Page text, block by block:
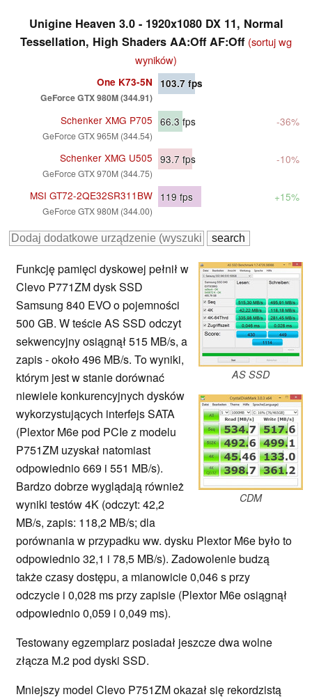
Unigine Heaven 3.0 - 1920x1080 DX 11, Normal
Tessellation, High Shaders AA:Off AF:Off (sortuj wg
wyników)
One K73-5N
GeForce GTX 980M (344.91)
103.7fps
Schenker XMG P705
GeForce GTX 965M (344.54)
66.3fps -36%
Schenker XMG U505
GeForce GTX 970M (344.75)
93.7 fps -10%
MSI GT72-2QE32SR311BW
GeForce GTX 980M (344.00)
119fps +15%
AS SSD
CDM
Funkcję pamięci dyskowej pełnił w
Clevo P771ZM dysk SSD
Samsung 840 EVO o pojemności
500 GB. W teście AS SSD odczyt
sekwencyjny osiągnął 515 MB/s, a
zapis - około 496 MB/s. To wyniki,
którym jest w stanie dorównać
niewiele konkurencyjnych dysków
wykorzystujących interfejs SATA
(Plextor M6e pod PCIe z modelu
P751ZM uzyskał natomiast
odpowiednio 669 i 551 MB/s).
Bardzo dobrze wyglądają również
wyniki testów 4K (odczyt: 42,2
MB/s, zapis: 118,2 MB/s; dla
porównania w przypadku ww. dysku Plextor M6e było to
odpowiednio 32,1 i 78,5 MB/s). Zadowolenie budzą
także czasy dostępu, a mianowicie 0,046 s przy
odczycie i 0,028 ms przy zapisie (Plextor M6e osiągnął
odpowiednio 0,059 i 0,049 ms).
Testowany egzemplarz posiadał jeszcze dwa wolne
złącza M.2 pod dyski SSD.
Mniejszy model Clevo P751ZM okazał się rekordzistą